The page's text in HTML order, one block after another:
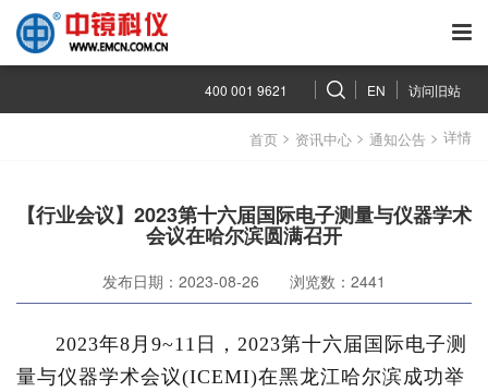
400 001 9621 EN 访问旧站
首页 > 资讯中心 > 通知公告 > 详情
【行业会议】2023第十六届国际电子测量与仪器学术
会议在哈尔滨圆满召开
发布日期：2023-08-26 浏览数：2441
2023年8月9~11日，2023第十六届国际电子测
量与仪器学术会议(ICEMI)在黑龙江哈尔滨成功举